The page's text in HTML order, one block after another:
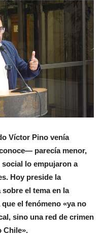
Víctor Pino venía
parecía menor,
lo empujaron a
Hoy preside la
el tema en la
el fenómeno «ya no
sino una red de crimen
Chile».